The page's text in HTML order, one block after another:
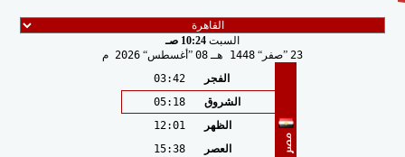
السبت 10:24 صـ
23 صفر 1448 هـ 08 أغسطس 2026 م
مصر
الفجر
03:42
الشروق
05:18
الظهر
12:01
العصر
15:38